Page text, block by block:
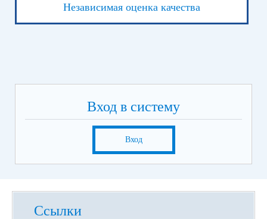
Независимая оценка качества
Вход в систему
Вход
Ссылки